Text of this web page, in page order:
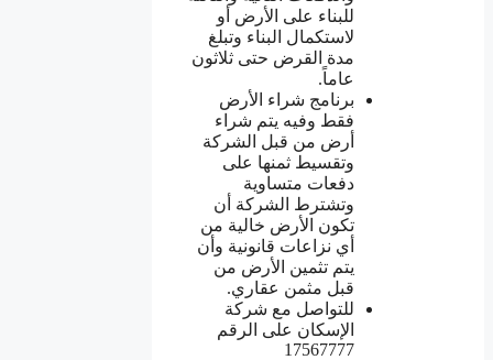
للبناء على الأرض أو
لاستكمال البناء وتبلغ
مدة القرض حتى ثلاثون
عاماً.
برنامج شراء الأرض
فقط وفيه يتم شراء
أرض من قبل الشركة
وتقسيط ثمنها على
دفعات متساوية
وتشترط الشركة أن
تكون الأرض خالية من
أي نزاعات قانونية وأن
يتم تثمين الأرض من
قبل مثمن عقاري.
للتواصل مع شركة
الإسكان على الرقم
17567777